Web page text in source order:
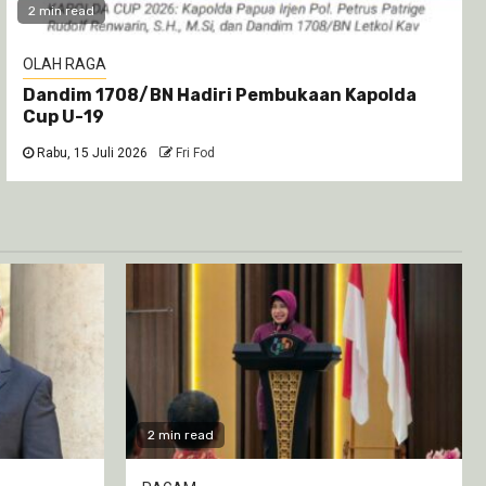
2 min read
OLAH RAGA
Dandim 1708/BN Hadiri Pembukaan Kapolda
Cup U-19
Rabu, 15 Juli 2026 Fri Fod
2 min read